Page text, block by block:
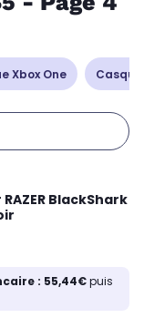
Xbox One Casque
BlackShark
: 55,44€puis